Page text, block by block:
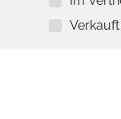
Verkauft